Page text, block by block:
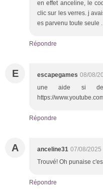
en effet anceline, le
clic sur les verres. j
es parvenu toute seule
Répondre
E escapegames 08/08/
une aide si de
https://
Répondre
A anceline31 07/08/2025
Trouvé! Oh punaise
Répondre